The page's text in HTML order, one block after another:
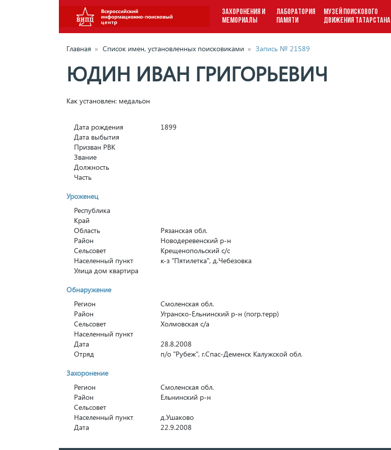
ЗАХОРОНЕНИЯ И
МЕМОРИАЛЫ
ЛАБОРАТОРИЯ
ПАМЯТИ
МУЗЕЙ ПОИСКОВОГО
ДВИЖЕНИЯ ТАТАРСТАНА
Главная » Список имен, установленных поисковиками » Запись № 21589
ЮДИН ИВАН ГРИГОРЬЕВИЧ
Как установлен: медальон
Дата рождения
1899
Дата выбытия
Призван РВК
Звание
Должность
Часть
Уроженец
Республика
Край
Область
Рязанская обл.
Район
Новодеревенский р-н
Сельсовет
Крещенопольский с/с
Населенный пункт
к-з "Пятилетка", д.Чебезовка
Улица дом квартира
Обнаружение
Регион
Смоленская обл.
Район
Угранско-Ельнинский р-н (погр.терр)
Сельсовет
Холмовская с/а
Населенный пункт
Дата
28.8.2008
Отряд
п/о "Рубеж", г.Спас-Деменск Калужской обл.
Захоронение
Регион
Смоленская обл.
Район
Ельнинский р-н
Сельсовет
Населенный пункт
д.Ушаково
Дата
22.9.2008